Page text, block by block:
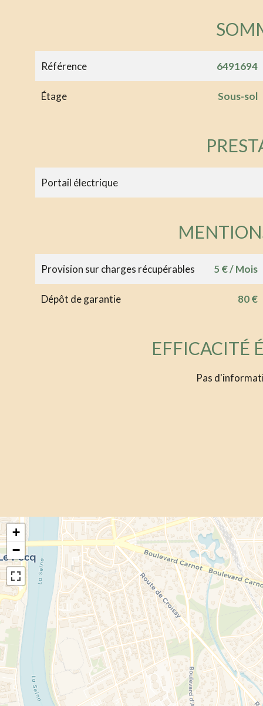
Référence 6491694
Étage Sous-sol
Portail électrique
Provision sur charges récupérables 5 € / Mois
Dépôt de garantie 80 €
EFFICACITÉ
Pas
+
−